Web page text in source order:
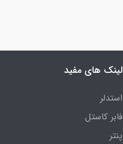
لینک های مفید
استدلر
فابر کاستل
پنتر